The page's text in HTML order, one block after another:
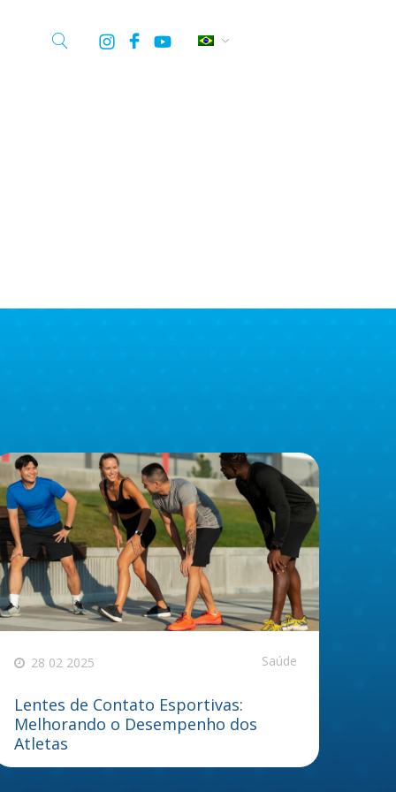
28 02 2025 Saúde
Lentes de Contato Esportivas:
Melhorando o Desempenho dos
Atletas